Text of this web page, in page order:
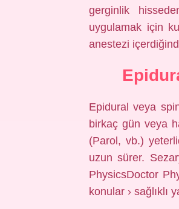
gerginlik
uygulamak için
anestezi
Epidural veya
birkaç gün veya
(Parol, vb.)
uzun sürer.
PhysicsDoctor
konular › sağlıklı